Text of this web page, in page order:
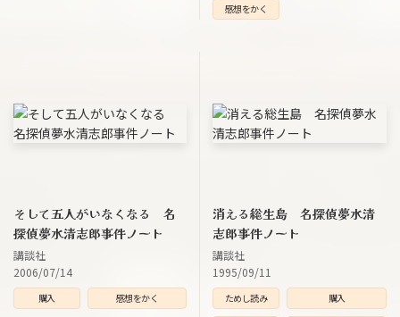
感想をかく
そして五人がいなくなる 名
探偵夢水清志郎事件ノート
講談社
2006/07/14
購入 感想をかく
消える総生島 名探偵夢水清
志郎事件ノート
講談社
1995/09/11
ためし読み 購入